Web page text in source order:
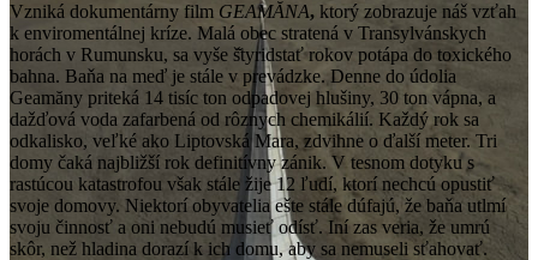
Vzniká dokumentárny film GEAMĂNA, ktorý zobrazuje náš vzťah
k enviromentálnej kríze. Malá obec stratená v Transylvánskych
horách v Rumunsku, sa vyše š̌tyridstať rokov potápa do toxického
bahna. Baňa na meď je stále v prevádzke. Denne do údolia
Geamăny priteká 14 tisíc ton odpadovej hlušiny, 30 ton vápna, a
dažďová voda zafarbená od rôznych chemikálií. Každý rok sa
odkalisko, veľké ako Liptovská Mara, zdvihne o ďalší meter. Tri
domy čaká najbližší rok definitívny zánik. V tesnom dotyku s
rastúcou katastrofou však stále žije 12 ľudí, ktorí nechcú opustiť
svoje domovy. Niektorí obyvatelia ešte stále dúfajú, že baňa utlmí
svoju činnosť a oni nebudú musieť odísť. Iní zas veria, že umrú
skôr, než hladina dorazí k ich domu, aby sa nemuseli sťahovať.